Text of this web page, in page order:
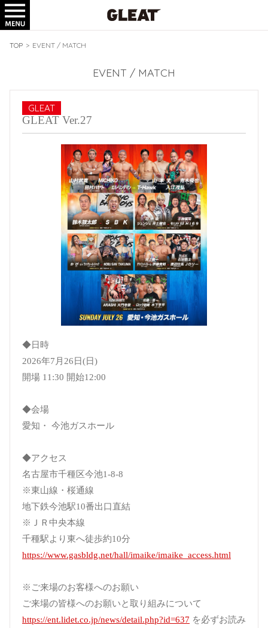
TOP > EVENT / MATCH
EVENT / MATCH
GLEAT
GLEAT Ver.27
◆日時
2026年7月26日(日)
開場 11:30 開始12:00
◆会場
愛知・ 今池ガスホール
◆アクセス
名古屋市千種区今池1-8-8
※東山線・桜通線
地下鉄今池駅10番出口直結
※ＪＲ中央本線
千種駅より東へ徒歩約10分
https://www.gasbldg.net/hall/imaike/imaike_access.html
※ご来場のお客様へのお願い
ご来場の皆様へのお願いと取り組みについて
https://ent.lidet.co.jp/news/detail.php?id=637 を必ずお読み